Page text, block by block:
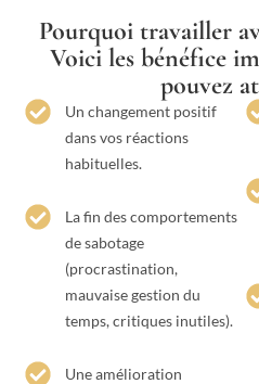
Pourquoi travailler
Voici les bénéfice
pouvez
Un changement positif
dans vos réactions
habituelles.
La fin des comportements
de sabotage
(procrastination,
mauvaise gestion du
temps, critiques inutiles).
Une amélioration